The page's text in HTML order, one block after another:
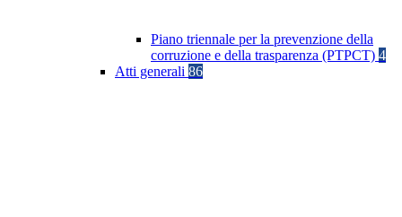
Piano triennale per la prevenzione della
corruzione e della trasparenza (PTPCT) 4
Atti generali 86